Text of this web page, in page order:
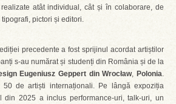
atât individual, cât și în colaborare, de
pictori și editori.
precedente a fost sprijinul acordat artiștilor
s-au numărat și studenți din România și de la
Eugeniusz Geppert din Wrocław, Polonia.
50 de artiști internaționali. Pe lângă expoziția
din 2025 a inclus performance-uri, talk-uri, un